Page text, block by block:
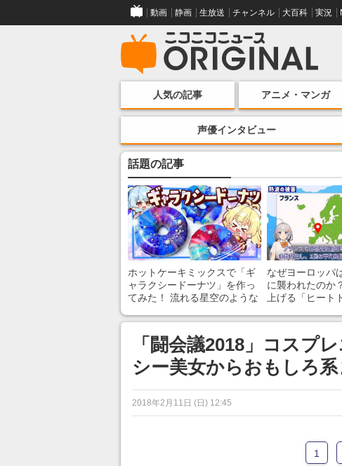
動画 静画 生放送 チャンネル 大百科 実況
人気の記事 アニメ・マンガ
声優インタビュー
話題の記事
ホットケーキミックスで「ギ
ャラクシードーナツ」を作っ
てみた！ 流れる星空のような
なぜヨーロッパ
に襲われたのか
上げる「ヒート
「闘会議2018」コスプ
シー美女からおもしろ系
2018年2月11日 (日) 12:45
1